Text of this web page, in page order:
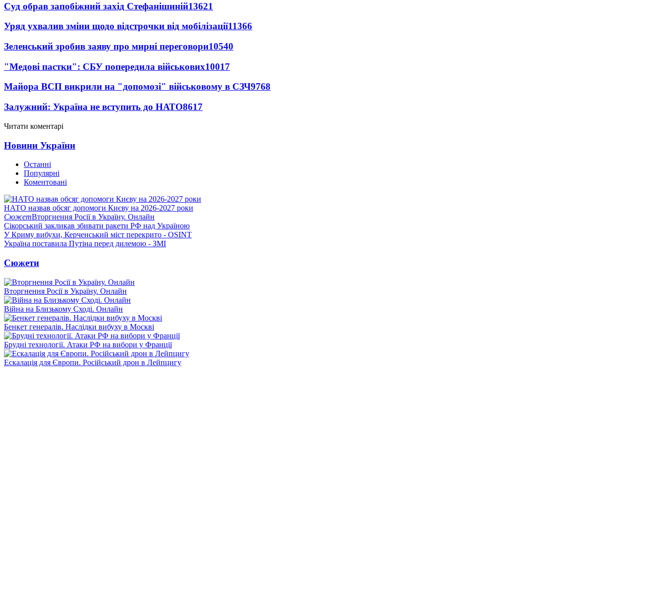
Суд обрав запобіжний захід Стефанішиній13621
Уряд ухвалив зміни щодо відстрочки від мобілізації11366
Зеленський зробив заяву про мирні переговори10540
"Медові пастки": СБУ попередила військових10017
Майора ВСП викрили на "допомозі" військовому в СЗЧ9768
Залужний: Україна не вступить до НАТО8617
Читати коментарі
Новини України
Останні
Популярні
Коментовані
НАТО назвав обсяг допомоги Києву на 2026-2027 роки
СюжетВторгнення Росії в Україну. Онлайн
Сікорський закликав збивати ракети РФ над Україною
У Криму вибухи, Керченський міст перекрито - OSINT
Україна поставила Путіна перед дилемою - ЗМІ
Сюжети
Вторгнення Росії в Україну. Онлайн
Війна на Близькому Сході. Онлайн
Бенкет генералів. Наслідки вибуху в Москві
Брудні технології. Атаки РФ на вибори у Франції
Ескалація для Європи. Російський дрон в Лейпцигу